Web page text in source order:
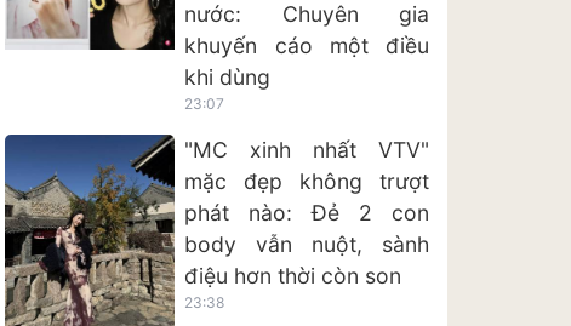
nước: Chuyên gia
khuyến cáo một điều
khi dùng
23:07
"MC xinh nhất VTV"
mặc đẹp không trượt
phát nào: Đẻ 2 con
body vẫn nuột, sành
điệu hơn thời còn son
23:38